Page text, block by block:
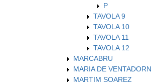
P
TAVOLA 9
TAVOLA 10
TAVOLA 11
TAVOLA 12
MARCABRU
MARIA DE VENTADORN
MARTIM SOAREZ